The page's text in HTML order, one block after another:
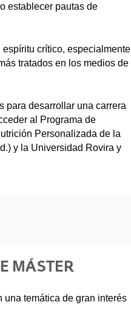
establecer pautas de
crítico, especialmente
tratados en los medios de
para desarrollar una carrera
al Programa de
Personalizada de la
y la Universidad Rovira y
MÁSTER
una temática de gran interés